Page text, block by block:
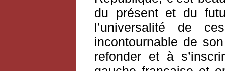
du présent et du
l’universalité de
incontournable de
refonder et à